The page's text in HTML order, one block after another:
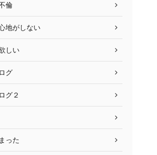
倫
地がしない
しい
グ
グ２
った